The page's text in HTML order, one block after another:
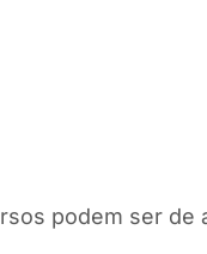
podem ser